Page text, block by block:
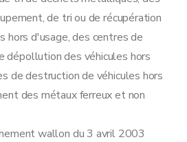
de tri ou de récupération
hors d'usage, des centres de
des véhicules hors
de destruction de véhicules hors
des métaux ferreux et non
wallon du 3 avril 2003